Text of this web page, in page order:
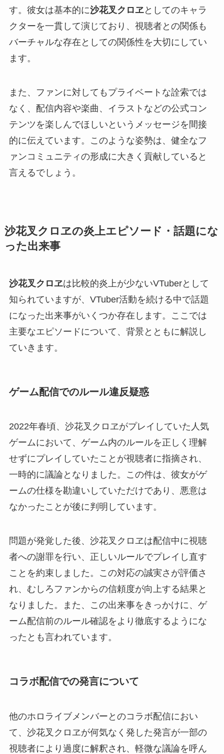
す。彼女は基本的に沙花叉クロヱとしてのキャラ
クターを一貫して演じており、視聴者との関係も
バーチャルな存在としての関係性を大切にしてい
ます。
また、ファンに対してもプライベートな詮索では
なく、配信内容や楽曲、イラストなどの公式コン
テンツを楽しんでほしいというメッセージを間接
的に伝えています。このような姿勢は、健全なフ
ァンコミュニティの形成に大きく貢献していると
言えるでしょう。
沙花叉クロヱの炎上エピソード・話題にな
った出来事
沙花叉クロヱは比較的炎上が少ないVTuberとして
知られていますが、VTuber活動を続ける中で話題
になった出来事がいくつか存在します。ここでは
主要なエピソードについて、背景とともに解説し
ていきます。
ゲーム配信でのルール違反疑惑
2022年春頃、沙花叉クロヱがプレイしていた人気
ゲームにおいて、ゲーム内のルールを正しく理解
せずにプレイしていたことが視聴者に指摘され、
一時的に議論となりました。この件は、彼女がゲ
ームの仕様を勘違いしていただけであり、悪意は
なかったことが後に判明しています。
問題が発覚した後、沙花叉クロヱは配信中に視聴
者への謝罪を行い、正しいルールでプレイし直す
ことを約束しました。この対応の誠実さが評価さ
れ、むしろファンからの信頼度が向上する結果と
なりました。また、この出来事をきっかけに、ゲ
ーム配信前のルール確認をより徹底するようにな
ったとも言われています。
コラボ配信での発言について
他のホロライブメンバーとのコラボ配信におい
て、沙花叉クロヱが何気なく発した発言が一部の
視聴者により過度に解釈され、軽微な議論を呼ん